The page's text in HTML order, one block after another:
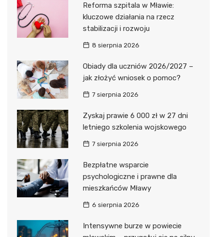
Reforma szpitala w Mławie:
kluczowe działania na rzecz
stabilizacji i rozwoju
8 sierpnia 2026
Obiady dla uczniów 2026/2027 –
jak złożyć wniosek o pomoc?
7 sierpnia 2026
Zyskaj prawie 6 000 zł w 27 dni
letniego szkolenia wojskowego
7 sierpnia 2026
Bezpłatne wsparcie
psychologiczne i prawne dla
mieszkańców Mławy
6 sierpnia 2026
Intensywne burze w powiecie